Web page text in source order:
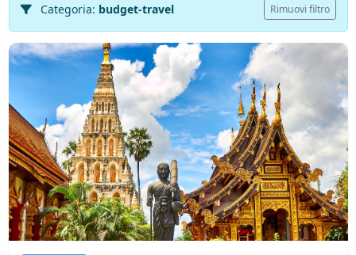
Categoria: budget-travel Rimuovi filtro